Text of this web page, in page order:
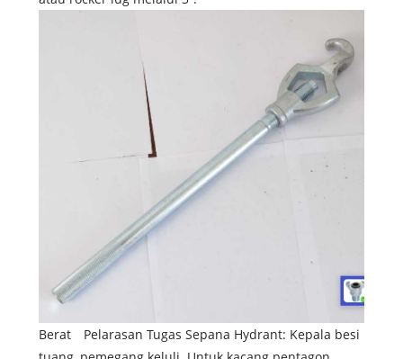
Berat Pelarasan Tugas Sepana Hydrant: Kepala besi